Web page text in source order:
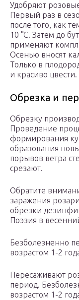
Удобряют
Первый раз в
после того, как
10 °С. Затем до
применяют
Осенью вносят
Только в
и красиво цвести.
Обрезка и
Обрезку
Проведение
формирования
образования
порывов ветра
срезают.
Обратите
заражения
обрезки
Поэзия в
Безболезненно
возрастом 1-2
Пересаживают
период.
возрастом 1-2